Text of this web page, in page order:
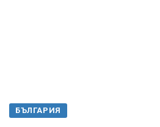
БЪЛГАРИЯ